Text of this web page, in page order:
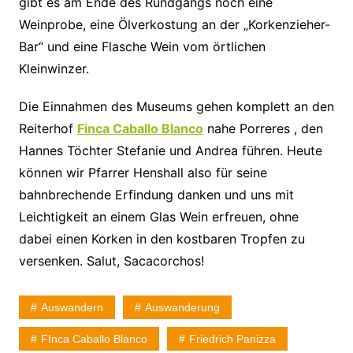
Weinprobe, eine Ölverkostung an der „Korkenzieher-
Bar“ und eine Flasche Wein vom örtlichen
Kleinwinzer.
Die Einnahmen des Museums gehen komplett an den
Reiterhof Finca Caballo Blanconahe Porreres , den
Hannes Töchter Stefanie und Andrea führen. Heute
können wir Pfarrer Henshall also für seine
bahnbrechende Erfindung danken und uns mit
Leichtigkeit an einem Glas Wein erfreuen, ohne
dabei einen Korken in den kostbaren Tropfen zu
versenken. Salut, Sacacorchos!
Auswandern Auswanderung
FInca Caballo Blanco Friedrich Panizza